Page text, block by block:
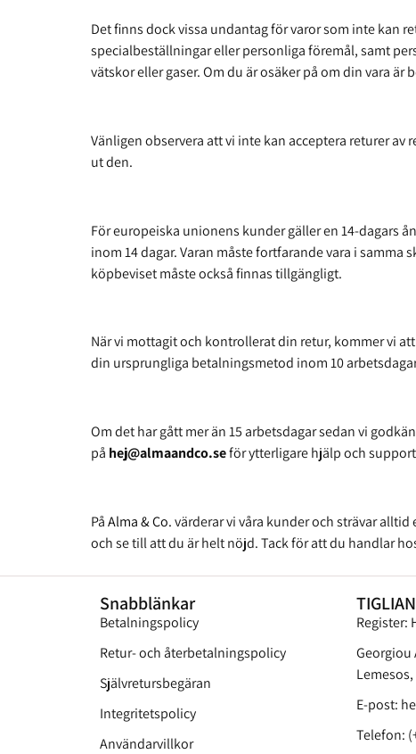
Det finns dock vissa undantag för varor som inte kan
specialbeställningar eller personliga föremål, samt
vätskor eller gaser. Om du är osäker på om din vara
Vänligen observera att vi inte kan acceptera returer
ut den.
För europeiska unionens kunder gäller en 14-dagars
inom 14 dagar. Varan måste fortfarande vara i
köpbeviset måste också finnas tillgängligt.
När vi mottagit och kontrollerat din retur, kommer vi
din ursprungliga betalningsmetod inom 10
Om det har gått mer än 15 arbetsdagar sedan vi
på hej@almaandco.seför ytterligare hjälp och
PåAlma & Co.värderar vi våra kunder och strävar
och se till att du är helt nöjd. Tack för att du handlar
Snabblänkar
Betalningspolicy
Retur- och återbetalningspolicy
Självretursbegäran
Integritetspolicy
Användarvillkor
Register:
Georgiou
E-post:
Telefon: